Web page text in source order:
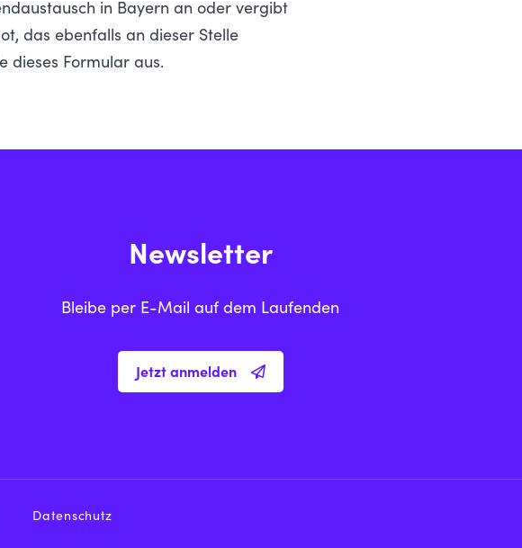
in Bayern an oder vergibt
das ebenfalls an dieser Stelle
dieses Formular aus.
Newsletter
Bleibe per E-Mail auf dem Laufenden
Jetzt anmelden
Datenschutz